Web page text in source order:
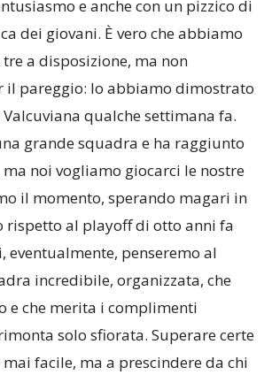
metteremo tutto quello che
e anche con un pizzico di
dei giovani. È vero che abbiamo
a disposizione, ma non
il pareggio: lo abbiamo dimostrato
qualche settimana fa.
grande squadra e ha raggiunto
noi vogliamo giocarci le nostre
il momento, sperando magari in
rispetto al playoff di otto anni fa
eventualmente, penseremo al
incredibile, organizzata, che
e che merita i complimenti
solo sfiorata. Superare certe